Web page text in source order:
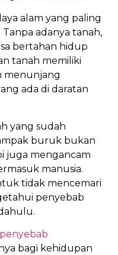
alam yang paling
adanya tanah,
bertahan hidup
tanah memiliki
menunjang
ada di daratan
yang sudah
buruk bukan
juga mengancam
manusia.
tidak mencemari
penyebab
penyebab
bagi kehidupan